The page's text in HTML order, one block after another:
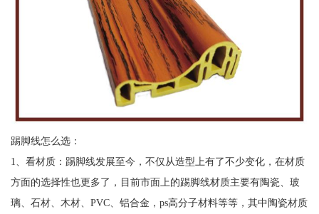
踢脚线怎么选：
1、看材质：踢脚线发展至今，不仅从造型上有了不少变化，在材质
方面的选择性也更多了，目前市面上的踢脚线材质主要有陶瓷、玻
璃、石材、木材、PVC、铝合金，ps高分子材料等等，其中陶瓷材质